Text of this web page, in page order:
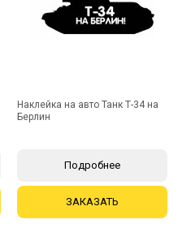
Наклейка на авто Танк Т-34 на
Берлин
Подробнее
ЗАКАЗАТЬ